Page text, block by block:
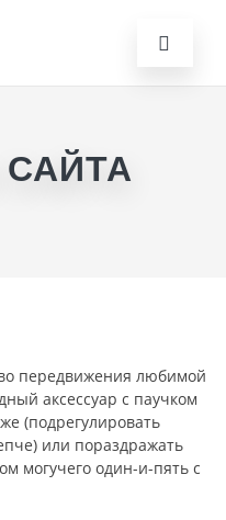
передвижения любимой
аксессуар с паучком
(подрегулировать
или пораздражать
могучего один-и-пять с